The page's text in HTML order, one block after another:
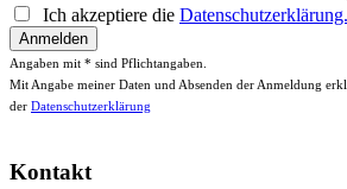
Ich akzeptiere die Datenschutzerklärung.
Angaben mit * sind Pflichtangaben.
Mit Angabe meiner Daten und Absenden der Anmeldung
der Datenschutzerklärung
Kontakt